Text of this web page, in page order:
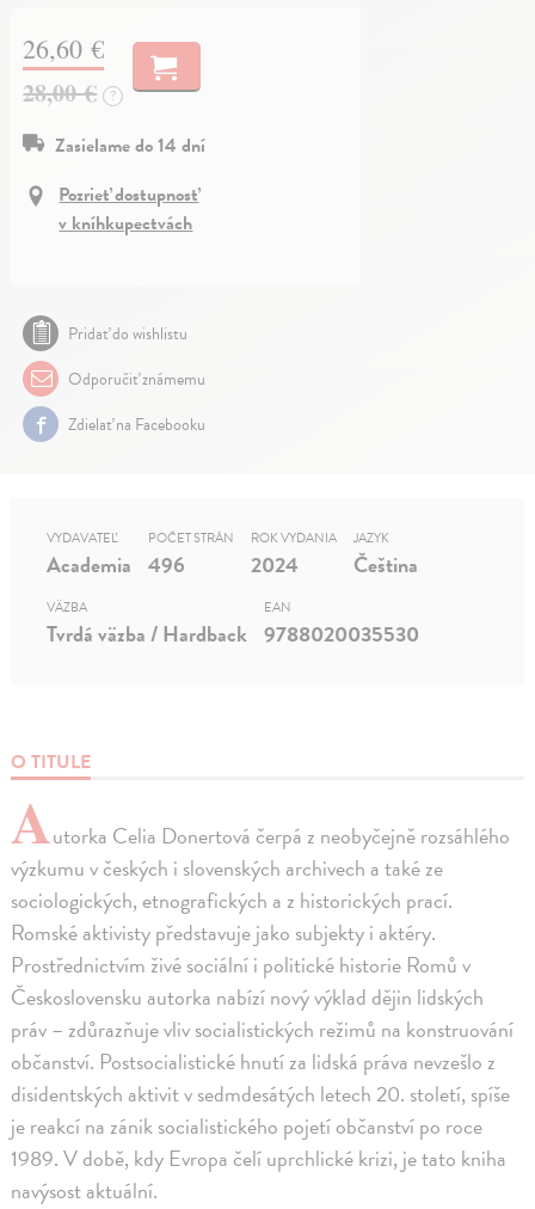
26,60 €
28,00 € ?
Zasielame do 14 dní
Pozrieť dostupnosť
v kníhkupectvách
Pridať do wishlistu
Odporučiť známemu
Zdielať na Facebooku
O TITULE
Autorka Celia Donertová čerpá z neobyčejně rozsáhlého
výzkumu v českých i slovenských archivech a také ze
sociologických, etnografických a z historických prací.
Romské aktivisty představuje jako subjekty i aktéry.
Prostřednictvím živé sociální i politické historie Romů v
Československu autorka nabízí nový výklad dějin lidských
práv – zdůrazňuje vliv socialistických režimů na konstruování
občanství. Postsocialistické hnutí za lidská práva nevzešlo z
disidentských aktivit v sedmdesátých letech 20. století, spíše
je reakcí na zánik socialistického pojetí občanství po roce
1989. V době, kdy Evropa čelí uprchlické krizi, je tato kniha
navýsost aktuální.
VYDAVATEĽ
Academia
POČET STRÁN
496
ROK VYDANIA
2024
JAZYK
Čeština
VÄZBA
Tvrdá väzba / Hardback
EAN
9788020035530